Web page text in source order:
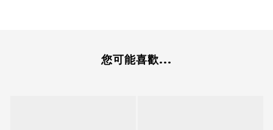
您可能喜歡...